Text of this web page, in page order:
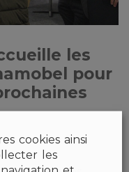
les
pour
cookies ainsi
les